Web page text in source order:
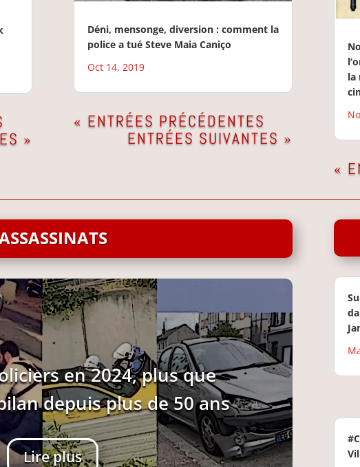
»
Déni, mensonge, diversion : comment la
police a tué Steve Maia Caniço
Oct 14, 2019
« ENTRÉES PRÉCÉDENTES
ENTRÉES SUIVANTES »
la
«
en 2024, plus que
depuis plus de 50 ans
Lire plus